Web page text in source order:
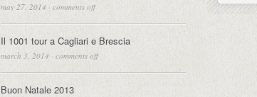
may 27, 2014 · comments off
Il 1001 tour a Cagliari e Brescia
march 3, 2014 · comments off
Buon Natale 2013